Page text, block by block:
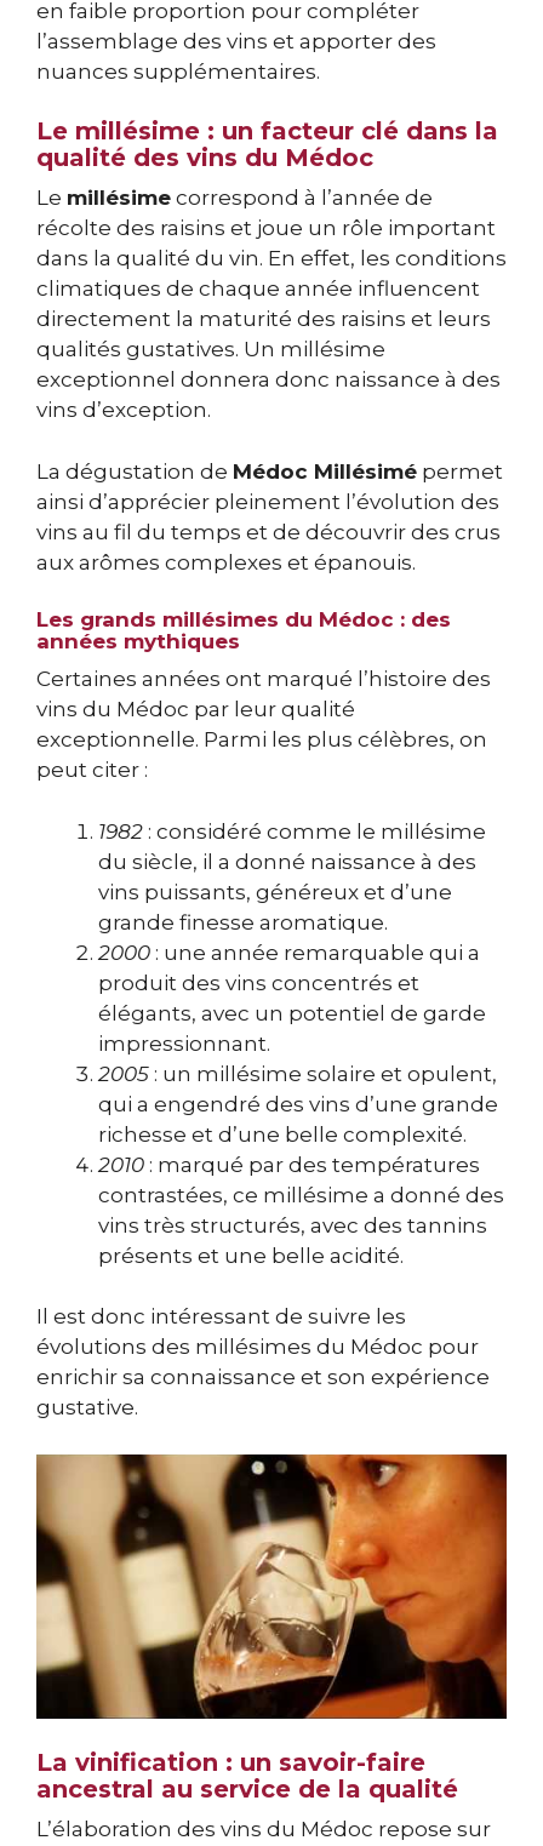
en faible proportion pour compléter
l’assemblage des vins et apporter des
nuances supplémentaires.
Le millésime : un facteur clé dans la
qualité des vins du Médoc
Le millésime correspond à l’année de
récolte des raisins et joue un rôle important
dans la qualité du vin. En effet, les conditions
climatiques de chaque année influencent
directement la maturité des raisins et leurs
qualités gustatives. Un millésime
exceptionnel donnera donc naissance à des
vins d’exception.
La dégustation de Médoc Millésimé permet
ainsi d’apprécier pleinement l’évolution des
vins au fil du temps et de découvrir des crus
aux arômes complexes et épanouis.
Les grands millésimes du Médoc : des
années mythiques
Certaines années ont marqué l’histoire des
vins du Médoc par leur qualité
exceptionnelle. Parmi les plus célèbres, on
peut citer :
1982 : considéré comme le millésime
du siècle, il a donné naissance à des
vins puissants, généreux et d’une
grande finesse aromatique.
2000 : une année remarquable qui a
produit des vins concentrés et
élégants, avec un potentiel de garde
impressionnant.
2005 : un millésime solaire et opulent,
qui a engendré des vins d’une grande
richesse et d’une belle complexité.
2010 : marqué par des températures
contrastées, ce millésime a donné des
vins très structurés, avec des tannins
présents et une belle acidité.
Il est donc intéressant de suivre les
évolutions des millésimes du Médoc pour
enrichir sa connaissance et son expérience
gustative.
La vinification : un savoir-faire
ancestral au service de la qualité
L’élaboration des vins du Médoc repose sur